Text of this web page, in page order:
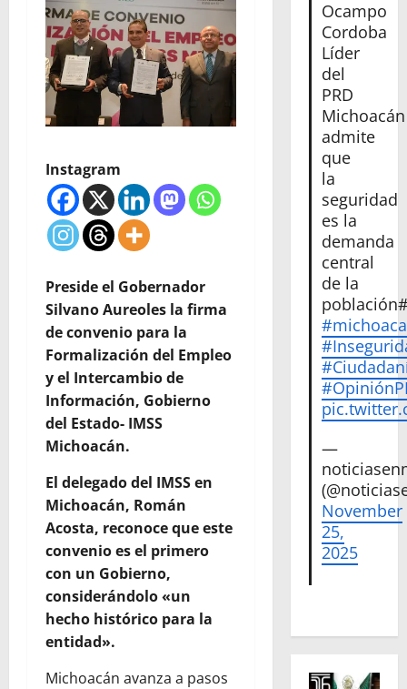
Instagram
Preside el Gobernador
Silvano Aureoles la firma
de convenio para la
Formalización del Empleo
y el Intercambio de
Información, Gobierno
del Estado- IMSS
Michoacán.
El delegado del IMSS en
Michoacán, Román
Acosta, reconoce que este
convenio es el primero
con un Gobierno,
considerándolo «un
hecho histórico para la
entidad».
Michoacán avanza a pasos
Ocampo
Cordoba
Líder
del
PRD
Michoacán
admite
que
la
seguridad
es la
demanda
central
de la
—
November
25,
2025